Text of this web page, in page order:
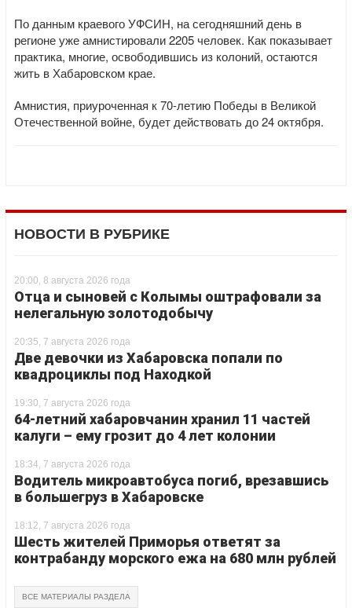
По данным краевого УФСИН, на сегодняшний день в
регионе уже амнистировали 2205 человек. Как показывает
практика, многие, освободившись из колоний, остаются
жить в Хабаровском крае.
Амнистия, приуроченная к 70-летию Победы в Великой
Отечественной войне, будет действовать до 24 октября.
НОВОСТИ В РУБРИКЕ
20:00, 8 августа 2026 года
Отца и сыновей с Колымы оштрафовали за
нелегальную золотодобычу
20:35, 7 августа 2026 года
Две девочки из Хабаровска попали по
квадроциклы под Находкой
19:30, 7 августа 2026 года
64-летний хабаровчанин хранил 11 частей
калуги – ему грозит до 4 лет колонии
18:34, 7 августа 2026 года
Водитель микроавтобуса погиб, врезавшись
в большегруз в Хабаровске
18:12, 7 августа 2026 года
Шесть жителей Приморья ответят за
контрабанду морского ежа на 680 млн рублей
ВСЕ МАТЕРИАЛЫ РАЗДЕЛА